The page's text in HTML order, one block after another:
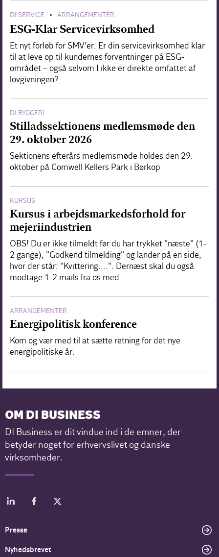
DI SERVICE • ARRANGEMENTER
ESG-Klar Servicevirksomhed
Et nyt forløb for SMV’er. Er din servicevirksomhed klar
til at leve op til kundernes forventninger på ESG-
området – også selvom I ikke er direkte omfattet af
lovgivningen?
DI BYGGERI
Stilladssektionens medlemsmøde den
29. oktober 2026
Sektionens efterårs medlemsmøde holdes den 29.
oktober på Comwell Kellers Park i Børkop
KURSUS
Kursus i arbejdsmarkedsforhold for
mejeriindustrien
OBS! Du er ikke tilmeldt før du har trykket "næste" (1-
2 gange), "Godkend tilmelding" og lander på en side,
hvor der står: "Kvittering....". Dernæst skal du også
modtage 1-2 mails fra os med…
ARRANGEMENTER
Energipolitisk konference
Kom og vær med til at sætte retning for det nye
energipolitiske år.
OM DI BUSINESS
DI Business er dit vindue ind i de emner, der
betyder noget for erhvervslivet og danske
virksomheder.
Presse
Nyhedsbrevet